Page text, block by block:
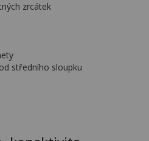
zrcátek
středního sloupku